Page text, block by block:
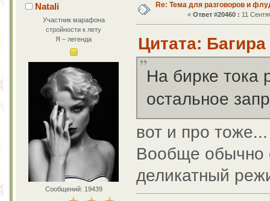
Natali
Участник марафона
стройности к лету
Я – легенда
Сообщений: 19439
Re: Тема для разговоров и
« Ответ #20460 : 11
Цитата:
На бирке тока
остальное
вот и про тоже...
Вообще обычно
деликатный